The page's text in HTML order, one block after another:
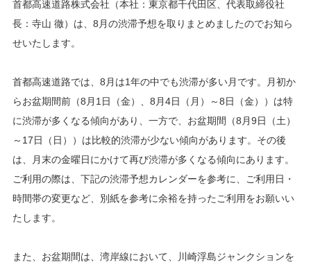
首都高速道路株式会社（本社：東京都千代田区、代表取締役社
長：寺山 徹）は、8月の渋滞予想を取りまとめましたのでお知ら
せいたします。
首都高速道路では、8月は1年の中でも渋滞が多い月です。月初か
らお盆期間前（8月1日（金）、8月4日（月）～8日（金））は特
に渋滞が多くなる傾向があり、一方で、お盆期間（8月9日（土）
～17日（日））は比較的渋滞が少ない傾向があります。その後
は、月末の金曜日にかけて再び渋滞が多くなる傾向にあります。
ご利用の際は、下記の渋滞予想カレンダーを参考に、ご利用日・
時間帯の変更など、別紙を参考に余裕を持ったご利用をお願いい
たします。
また、お盆期間は、湾岸線において、川崎浮島ジャンクションを